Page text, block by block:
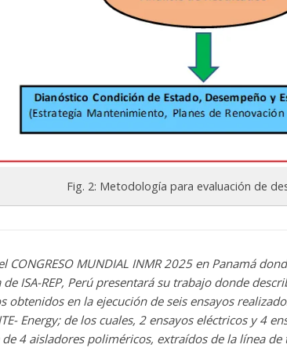
Fig. 2: Metodología para evaluación de
CONGRESO MUNDIAL INMR 2025 en Panamá
de ISA-REP, Perú presentará su trabajo donde
obtenidos en la ejecución de seis ensayos
Energy; de los cuales, 2 ensayos eléctricos y 4
4 aisladores poliméricos, extraídos de la línea